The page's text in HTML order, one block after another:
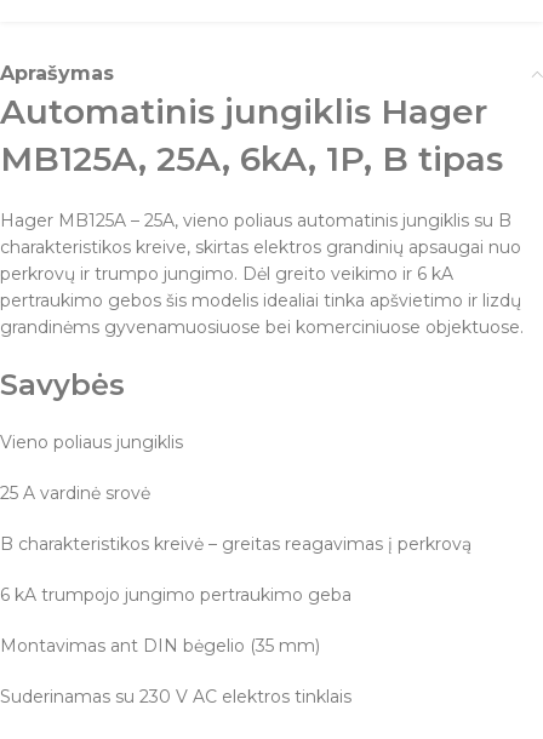
Aprašymas
Automatinis jungiklis Hager
MB125A, 25A, 6kA, 1P, B tipas
Hager MB125A – 25A, vieno poliaus automatinis jungiklis su B
charakteristikos kreive, skirtas elektros grandinių apsaugai nuo
perkrovų ir trumpo jungimo. Dėl greito veikimo ir 6 kA
pertraukimo gebos šis modelis idealiai tinka apšvietimo ir lizdų
grandinėms gyvenamuosiuose bei komerciniuose objektuose.
Savybės
Vieno poliaus jungiklis
25 A vardinė srovė
B charakteristikos kreivė – greitas reagavimas į perkrovą
6 kA trumpojo jungimo pertraukimo geba
Montavimas ant DIN bėgelio (35 mm)
Suderinamas su 230 V AC elektros tinklais